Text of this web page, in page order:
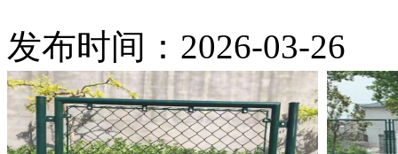
发布时间：2026-03-26